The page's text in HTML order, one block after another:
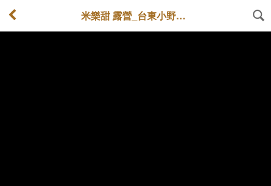
米樂甜 露營_台東小野柳露營區 奇岩露 (初鹿牧場、知本溫泉、伯朗大道)